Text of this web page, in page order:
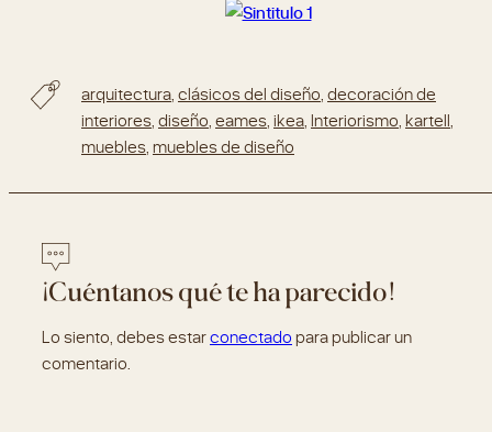
arquitectura,clásicos del diseño,decoración de
interiores,diseño,eames,ikea,Interiorismo,kartell,
muebles,muebles de diseño
¡Cuéntanos qué te ha parecido!
Lo siento, debes estarconectadopara publicar un
comentario.